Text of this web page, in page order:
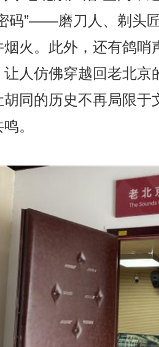
码”——磨刀人、剃头
烟火。此外，还有鸽
让人仿佛穿越回老北
胡同的历史不再局限
。